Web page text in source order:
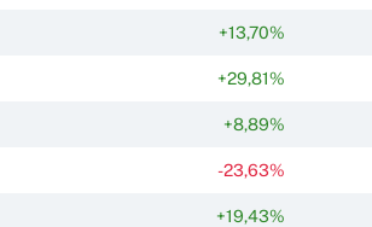
+13,70%
+29,81%
+8,89%
-23,63%
+19,43%